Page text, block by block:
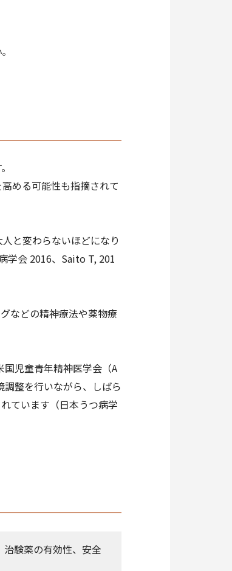
める可能性も指摘されて
と変わらないほどになり
学会 2016、Saito T, 201
などの精神療法や薬物療
児童青年精神医学会（A
整を行いながら、しばら
ています（日本うつ病学
験薬の有効性、安全